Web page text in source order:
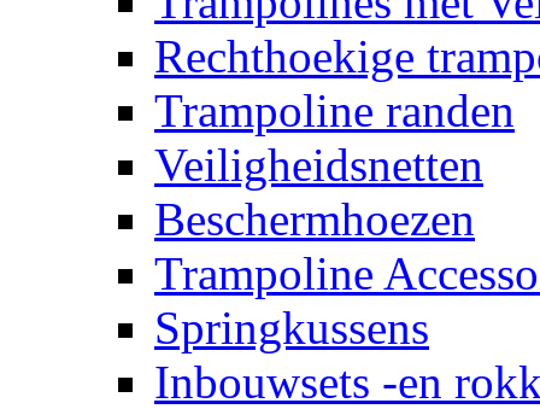
Rechthoekige
Trampoline randen
Veiligheidsnetten
Beschermhoezen
Trampoline
Springkussens
Inbouwsets -en